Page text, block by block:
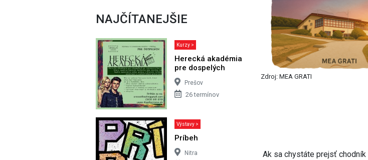
NAJČÍTANEJŠIE
Kurzy >
Herecká akadémia
pre dospelých
Prešov
26 termínov
Výstavy >
Príbeh
Nitra
Zdroj: MEA GRATI
Ak sa chystáte prejsť chodník